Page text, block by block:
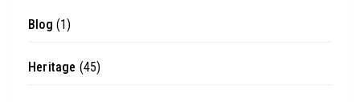
Blog (1)
Heritage (45)